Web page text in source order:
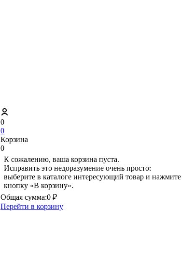
0
0
Корзина
0
К сожалению, ваша корзина пуста.
Исправить это недоразумение очень просто:
выберите в каталоге интересующий товар и нажмите
кнопку «В корзину».
Общая сумма:0 ₽
Перейти в корзину